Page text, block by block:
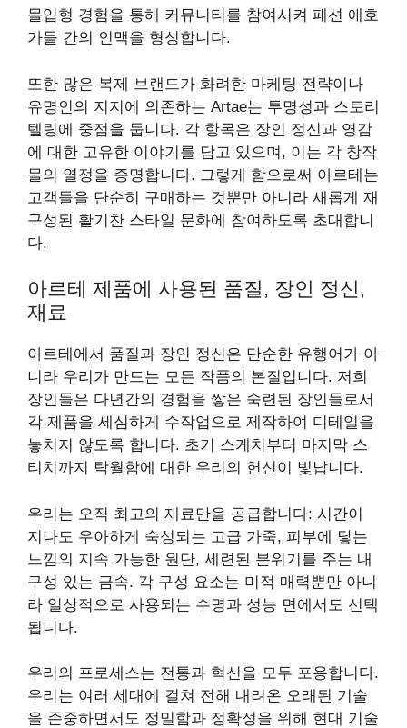
몰입형 경험을 통해 커뮤니티를 참여시켜 패션 애호
가들 간의 인맥을 형성합니다.
또한 많은 복제 브랜드가 화려한 마케팅 전략이나
유명인의 지지에 의존하는 Artae는 투명성과 스토리
텔링에 중점을 둡니다. 각 항목은 장인 정신과 영감
에 대한 고유한 이야기를 담고 있으며, 이는 각 창작
물의 열정을 증명합니다. 그렇게 함으로써 아르테는
고객들을 단순히 구매하는 것뿐만 아니라 새롭게 재
구성된 활기찬 스타일 문화에 참여하도록 초대합니
다.
아르테 제품에 사용된 품질, 장인 정신,
재료
아르테에서 품질과 장인 정신은 단순한 유행어가 아
니라 우리가 만드는 모든 작품의 본질입니다. 저희
장인들은 다년간의 경험을 쌓은 숙련된 장인들로서
각 제품을 세심하게 수작업으로 제작하여 디테일을
놓치지 않도록 합니다. 초기 스케치부터 마지막 스
티치까지 탁월함에 대한 우리의 헌신이 빛납니다.
우리는 오직 최고의 재료만을 공급합니다: 시간이
지나도 우아하게 숙성되는 고급 가죽, 피부에 닿는
느낌의 지속 가능한 원단, 세련된 분위기를 주는 내
구성 있는 금속. 각 구성 요소는 미적 매력뿐만 아니
라 일상적으로 사용되는 수명과 성능 면에서도 선택
됩니다.
우리의 프로세스는 전통과 혁신을 모두 포용합니다.
우리는 여러 세대에 걸쳐 전해 내려온 오래된 기술
을 존중하면서도 정밀함과 정확성을 위해 현대 기술